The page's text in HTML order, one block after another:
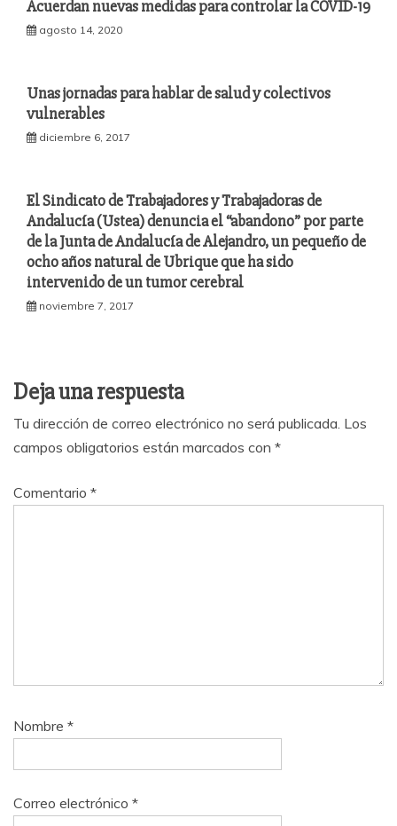
Acuerdan nuevas medidas para controlar la COVID-19
agosto 14, 2020
Unas jornadas para hablar de salud y colectivos
vulnerables
diciembre 6, 2017
El Sindicato de Trabajadores y Trabajadoras de
Andalucía (Ustea) denuncia el “abandono” por parte
de la Junta de Andalucía de Alejandro, un pequeño de
ocho años natural de Ubrique que ha sido
intervenido de un tumor cerebral
noviembre 7, 2017
Deja una respuesta
Tu dirección de correo electrónico no será publicada. Los
campos obligatorios están marcados con *
Comentario *
Nombre *
Correo electrónico *